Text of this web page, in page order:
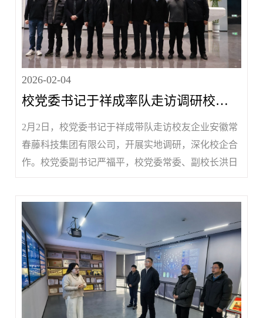
2026-02-04
校党委书记于祥成率队走访调研校友企业安徽常春藤科技集团有限公司
2月2日，校党委书记于祥成带队走访校友企业安徽常
春藤科技集团有限公司，开展实地调研，深化校企合
作。校党委副书记严福平，校党委常委、副校长洪日
程、业务布局、核心技术、市场拓展等情况介绍，深
入了解企业在数字商品...